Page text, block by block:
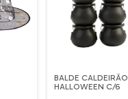
BALDE CALDEIRÃO
HALLOWEEN C/6